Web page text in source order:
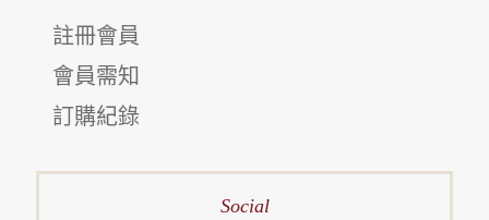
註冊會員
會員需知
訂購紀錄
Social